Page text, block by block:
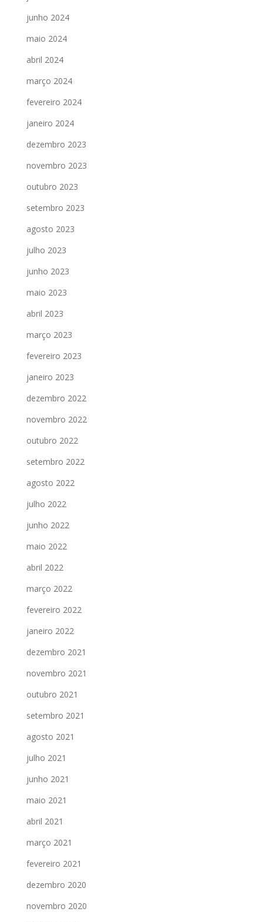
junho 2024
maio 2024
abril 2024
março 2024
fevereiro 2024
janeiro 2024
dezembro 2023
novembro 2023
outubro 2023
setembro 2023
agosto 2023
julho 2023
junho 2023
maio 2023
abril 2023
março 2023
fevereiro 2023
janeiro 2023
dezembro 2022
novembro 2022
outubro 2022
setembro 2022
agosto 2022
julho 2022
junho 2022
maio 2022
abril 2022
março 2022
fevereiro 2022
janeiro 2022
dezembro 2021
novembro 2021
outubro 2021
setembro 2021
agosto 2021
julho 2021
junho 2021
maio 2021
abril 2021
março 2021
fevereiro 2021
dezembro 2020
novembro 2020